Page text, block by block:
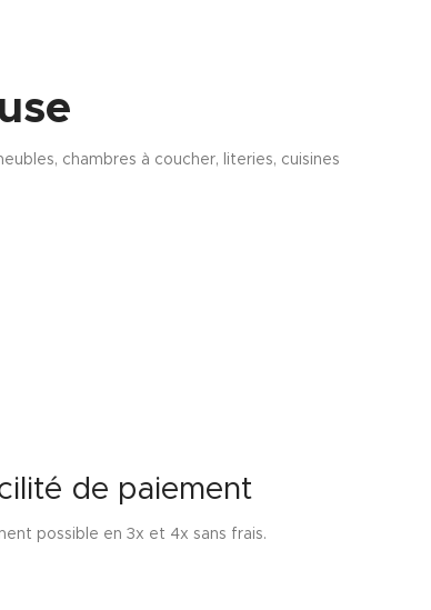
chambres à coucher, literies, cuisines
de paiement
possible en 3x et 4x sans frais.